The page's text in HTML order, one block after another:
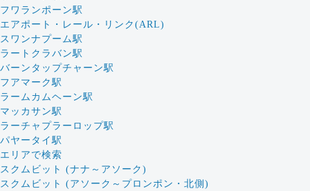
フワランポーン駅
エアポート・レール・リンク(ARL)
スワンナプーム駅
ラートクラバン駅
バーンタップチャーン駅
フアマーク駅
ラームカムヘーン駅
マッカサン駅
ラーチャプラーロップ駅
パヤータイ駅
エリアで検索
スクムビット (ナナ～アソーク)
スクムビット (アソーク～プロンポン・北側)